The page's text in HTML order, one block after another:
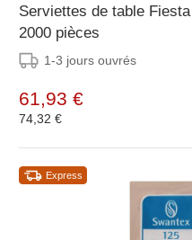
Serviettes de table
2000 pièces
1-3 jours ouvrés
61,93 €
74,32 €
Express